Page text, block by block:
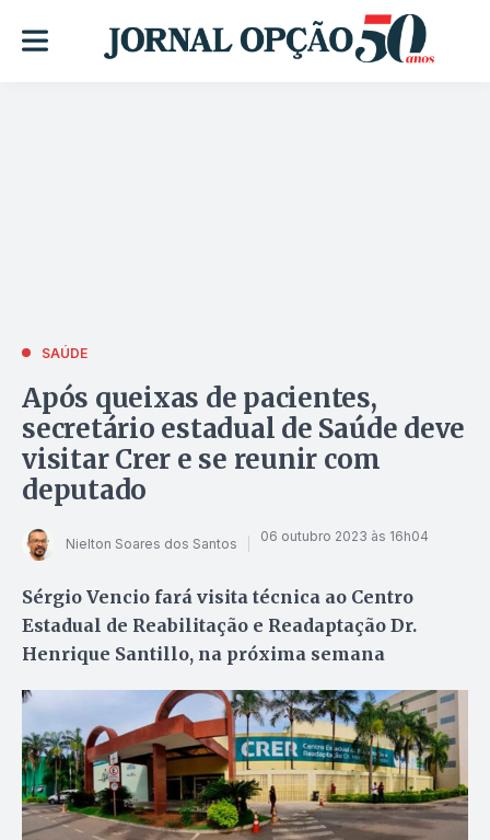
SAÚDE
Após queixas de pacientes,
secretário estadual de Saúde deve
visitar Crer e se reunir com
deputado
Nielton Soares dos Santos 06 outubro 2023 às 16h04
Sérgio Vencio fará visita técnica ao Centro
Estadual de Reabilitação e Readaptação Dr.
Henrique Santillo, na próxima semana